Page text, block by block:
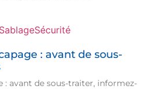
SablageSécurité
: avant de sous-
: avant de sous-traiter, informez-